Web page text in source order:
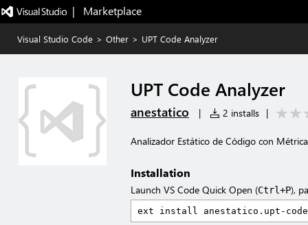
|   Marketplace
Visual Studio Code > Other > UPT Code Analyzer
UPT Code Analyzer
anestatico | 2 installs |
Analizador Estático de Código con
Installation
Launch VS Code Quick Open (Ctrl+P),